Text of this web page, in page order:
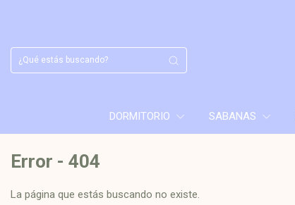
DORMITORIO SABANAS
Error - 404
La página que estás buscando no existe.